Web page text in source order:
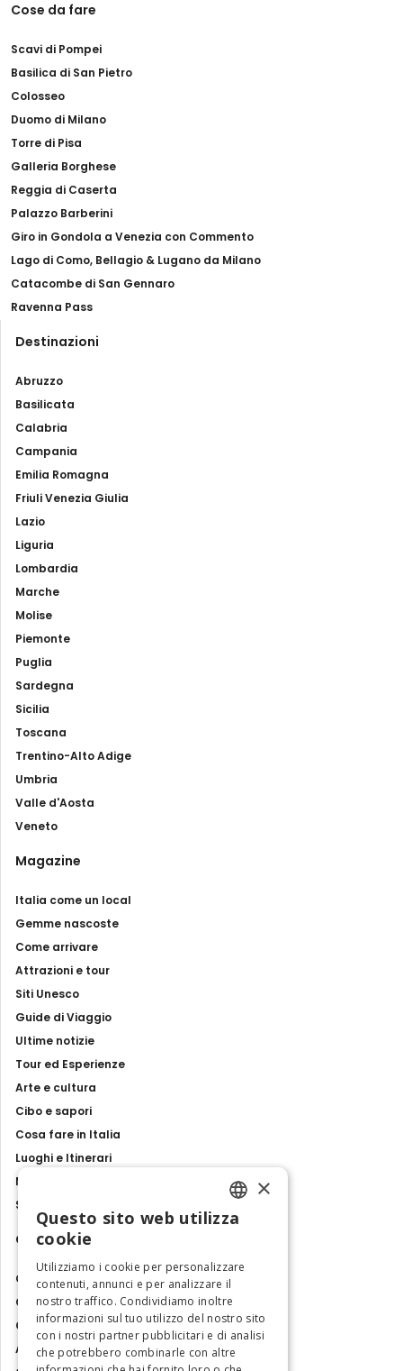
Cose da fare
Scavi di Pompei
Basilica di San Pietro
Colosseo
Duomo di Milano
Torre di Pisa
Galleria Borghese
Reggia di Caserta
Palazzo Barberini
Giro in Gondola a Venezia con Commento
Lago di Como, Bellagio & Lugano da Milano
Catacombe di San Gennaro
Ravenna Pass
Destinazioni
Abruzzo
Basilicata
Calabria
Campania
Emilia Romagna
Friuli Venezia Giulia
Lazio
Liguria
Lombardia
Marche
Molise
Piemonte
Puglia
Sardegna
Sicilia
Toscana
Trentino-Alto Adige
Umbria
Valle d'Aosta
Veneto
Magazine
Italia come un local
Gemme nascoste
Come arrivare
Attrazioni e tour
Siti Unesco
Guide di Viaggio
Ultime notizie
Tour ed Esperienze
Arte e cultura
Cibo e sapori
Cosa fare in Italia
Luoghi e Itinerari
Mostre, eventi e spettacoli
Storie e tradizioni
Contatti
Chi siamo
Collabora con noi
Contatti
Ambasciatrice dell'Eccellenza
ENGLISH
ITALIAN
×
Questo sito web utilizza
cookie
Utilizziamo i cookie per personalizzare
contenuti, annunci e per analizzare il
nostro traffico. Condividiamo inoltre
informazioni sul tuo utilizzo del nostro sito
con i nostri partner pubblicitari e di analisi
che potrebbero combinarle con altre